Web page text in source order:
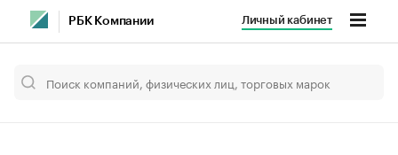
РБК Компании Личный кабинет